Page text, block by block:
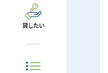
貸したい